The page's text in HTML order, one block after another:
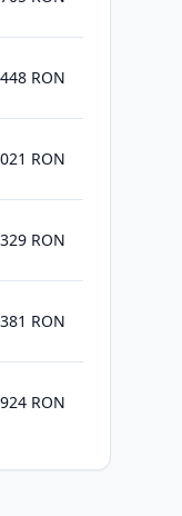
RON
RON
RON
RON
RON